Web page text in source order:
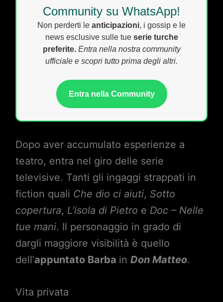
Community su WhatsApp!
Non perderti le anticipazioni, i gossip e le
news esclusive sulle tue serie turche
preferite. Entra nella nostra community
ufficiale e scopri tutto prima degli altri.
Entra nella Community
Dopo aver accumulato esperienze a
teatro, entra nel giro delle serie
televisive. Tanti gli ingaggi strappati in
fiction quali Che dio ci aiuti, Sotto
copertura, L’isola di Pietro e Doc – Nelle
tue mani. Il personaggio in grado di
dargli maggiore visibilità è quello
dell’appuntato Barba in Don Matteo.
Vita privata